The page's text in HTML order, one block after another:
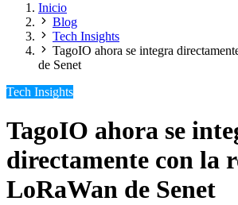
Inicio
Blog
Tech Insights
TagoIO ahora se integra
de Senet
Tech Insights
TagoIO ahora se
directamente con la
LoRaWan de Senet